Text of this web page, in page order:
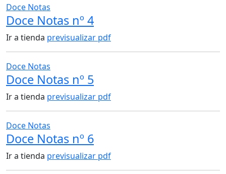
Doce Notas
Doce Notas nº 4
Ir a tienda previsualizar pdf
Doce Notas
Doce Notas nº 5
Ir a tienda previsualizar pdf
Doce Notas
Doce Notas nº 6
Ir a tienda previsualizar pdf